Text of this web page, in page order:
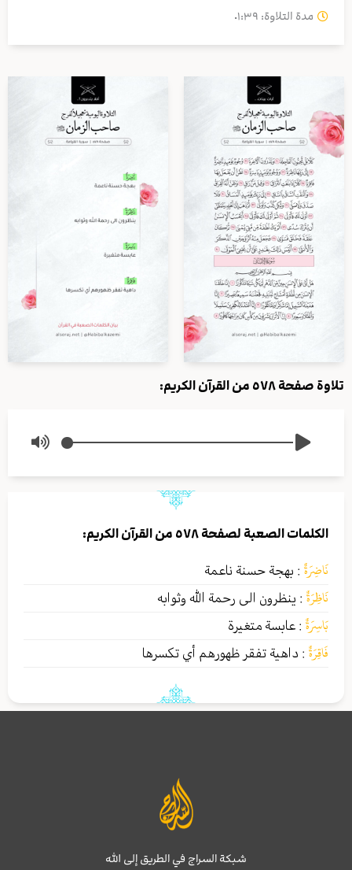
مدة التلاوة: ٠١:٣٩
تلاوة صفحة ٥٧٨ من القرآن الكريم:
الكلمات الصعبة لصفحة ٥٧٨ من القرآن الكريم:
نَاضِرَةٌ : بهجة حسنة ناعمة
نَاظِرَةٌ : ينظرون الى رحمة الله وثوابه
بَاسِرَةٌ : عابسة متغيرة
فَاقِرَةٌ : داهية تفقر ظهورهم أي تكسرها
شبكة السراج في الطريق إلى الله